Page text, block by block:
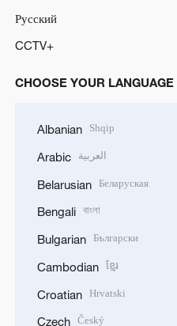
Русский
CCTV+
CHOOSE YOUR LANGUAGE
Albanian Shqip
Arabic العربية
Belarusian Беларуская
Bengali বাংলা
Bulgarian Български
Cambodian ខ្មែរ
Croatian Hrvatski
Czech Český